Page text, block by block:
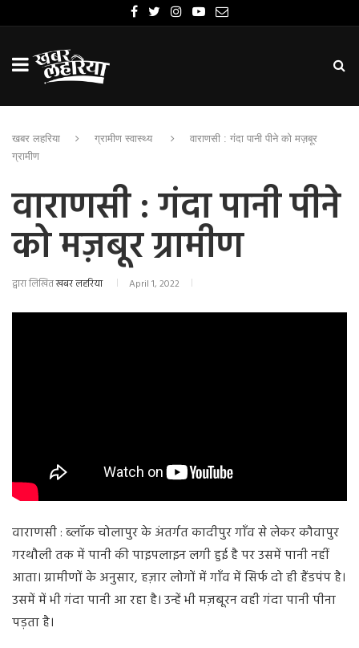
खबर लहरिया ग्रामीण स्वास्थ्य
वाराणसी : गंदा पानी पीने को मज़बूर
ग्रामीण
वाराणसी : गंदा पानी पीने
को मज़बूर ग्रामीण
द्वारा लिखितखबर लहरिया April 1, 2022
वाराणसी : ब्लॉक चोलापुर के अंतर्गत कादीपुर गाँव से लेकर कौवापुर
गरथौली तक में पानी की पाइपलाइन लगी हुई है पर उसमें पानी नहीं
आता। ग्रामीणों के अनुसार, हज़ार लोगों में गाँव में सिर्फ दो ही हैंडपंप है।
उसमें में भी गंदा पानी आ रहा है। उन्हें भी मज़बूरन वही गंदा पानी पीना
पड़ता है।